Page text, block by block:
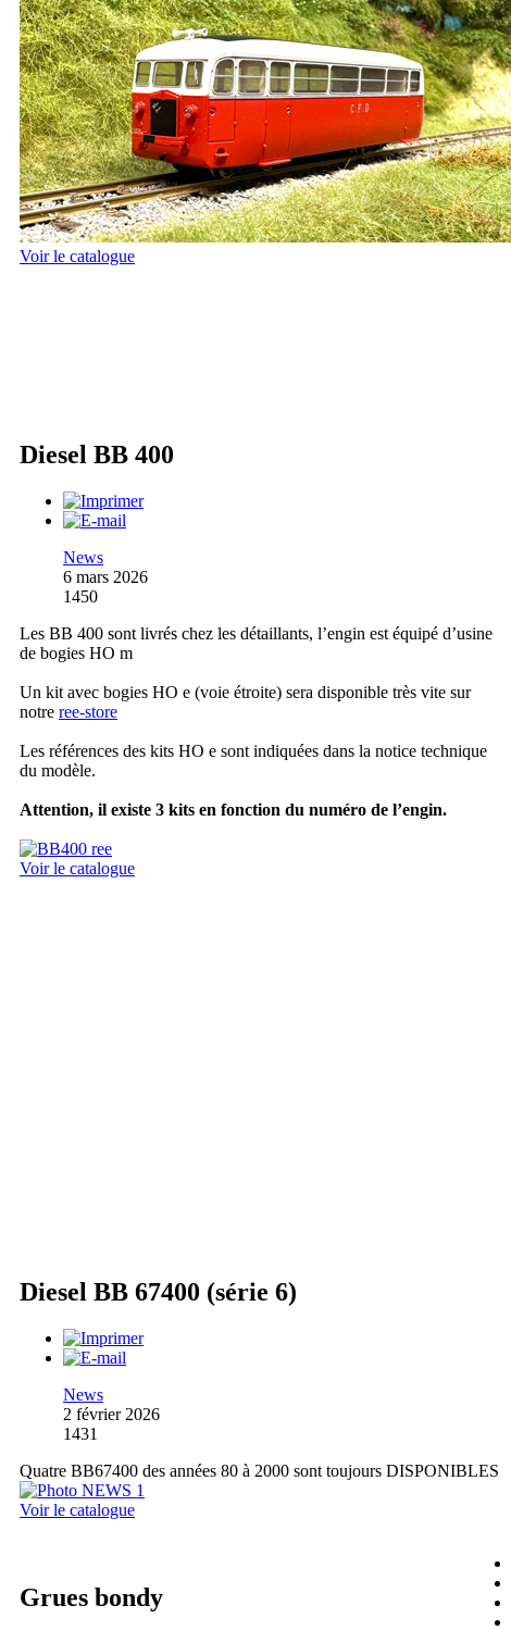
Voir le catalogue
Diesel BB 400
News
6 mars 2026
1450
Les BB 400 sont livrés chez les détaillants, l’engin est équipé d’usine
de bogies HO m
Un kit avec bogies HO e (voie étroite) sera disponible très vite sur
notre ree-store
Les références des kits HO e sont indiquées dans la notice technique
du modèle.
Attention, il existe 3 kits en fonction du numéro de l’engin.
Voir le catalogue
Diesel BB 67400 (série 6)
News
2 février 2026
1431
Quatre BB67400 des années 80 à 2000 sont toujours DISPONIBLES
Voir le catalogue
Grues bondy